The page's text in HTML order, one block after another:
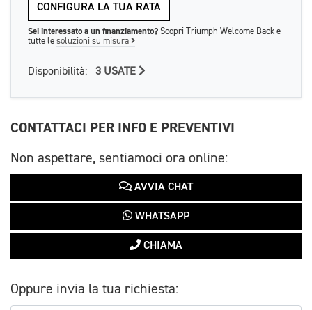
CONFIGURA LA TUA RATA
Sei interessato a un finanziamento? Scopri Triumph Welcome Back e
tutte le soluzioni su misura
Disponibilità: 3 USATE
CONTATTACI PER INFO E PREVENTIVI
Non aspettare, sentiamoci ora online:
AVVIA CHAT
WHATSAPP
CHIAMA
Oppure invia la tua richiesta: